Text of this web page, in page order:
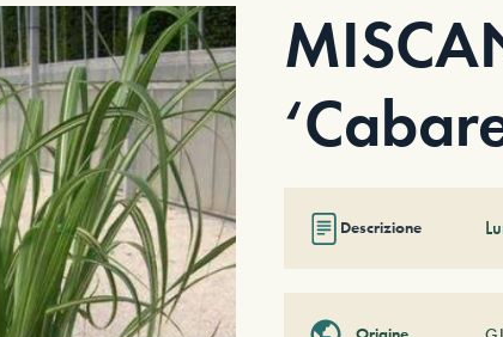
Descrizione